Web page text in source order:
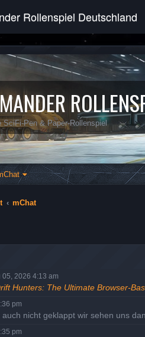
Rollenspiel Deutschland
SciFi-Pen & Paper-Rollenspiel
mChat
05, 2026 4:13 am
Hunters: The Ultimate Browser-
pm
nicht geklappt wir sehen uns
pm